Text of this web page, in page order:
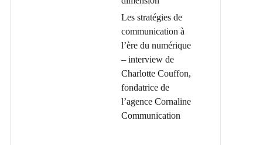
Les stratégies de
communication à
l’ère du numérique
– interview de
Charlotte Couffon,
fondatrice de
l’agence Cornaline
Communication